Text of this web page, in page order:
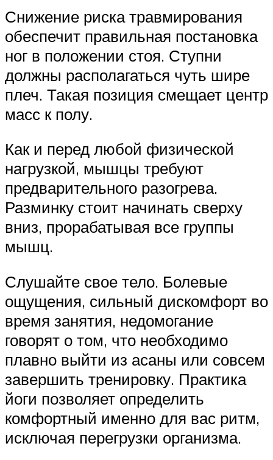
Снижение риска травмирования
обеспечит правильная постановка
ног в положении стоя. Ступни
должны располагаться чуть шире
плеч. Такая позиция смещает центр
масс к полу.
Как и перед любой физической
нагрузкой, мышцы требуют
предварительного разогрева.
Разминку стоит начинать сверху
вниз, прорабатывая все группы
мышц.
Слушайте свое тело. Болевые
ощущения, сильный дискомфорт во
время занятия, недомогание
говорят о том, что необходимо
плавно выйти из асаны или совсем
завершить тренировку. Практика
йоги позволяет определить
комфортный именно для вас ритм,
исключая перегрузки организма.